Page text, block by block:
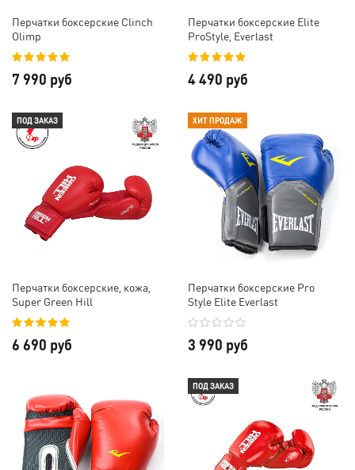
Перчатки боксерские Clinch
Olimp
7 990 руб
Перчатки боксерские Elite
ProStyle, Everlast
4 490 руб
ПОД ЗАКАЗ
Перчатки боксерские, кожа,
Super Green Hill
6 690 руб
ХИТ ПРОДАЖ
Перчатки боксерские Pro
Style Elite Everlast
3 990 руб
ПОД ЗАКАЗ